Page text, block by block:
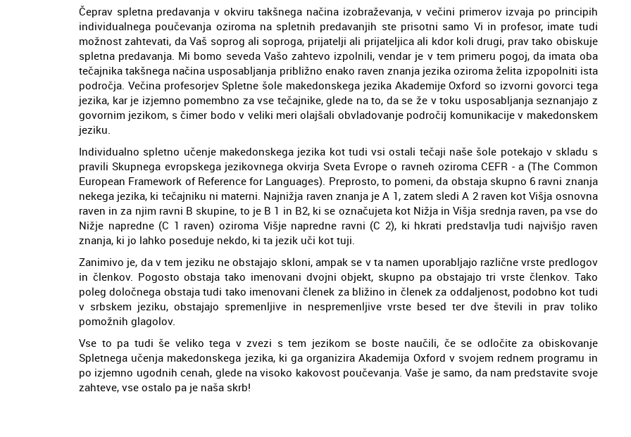
Čeprav spletna predavanja v okviru takšnega načina izobraževanja, v večini primerov izvaja po principih
individualnega poučevanja oziroma na spletnih predavanjih ste prisotni samo Vi in profesor, imate tudi
možnost zahtevati, da Vaš soprog ali soproga, prijatelji ali prijateljica ali kdor koli drugi, prav tako obiskuje
spletna predavanja. Mi bomo seveda Vašo zahtevo izpolnili, vendar je v tem primeru pogoj, da imata oba
tečajnika takšnega načina usposabljanja približno enako raven znanja jezika oziroma želita izpopolniti ista
področja. Večina profesorjev Spletne šole makedonskega jezika Akademije Oxford so izvorni govorci tega
jezika, kar je izjemno pomembno za vse tečajnike, glede na to, da se že v toku usposabljanja seznanjajo z
govornim jezikom, s čimer bodo v veliki meri olajšali obvladovanje področij komunikacije v makedonskem
jeziku.
Individualno spletno učenje makedonskega jezika kot tudi vsi ostali tečaji naše šole potekajo v skladu s
pravili Skupnega evropskega jezikovnega okvirja Sveta Evrope o ravneh oziroma CEFR - a (The Common
European Framework of Reference for Languages). Preprosto, to pomeni, da obstaja skupno 6 ravni znanja
nekega jezika, ki tečajniku ni materni. Najnižja raven znanja je A 1, zatem sledi A 2 raven kot Višja osnovna
raven in za njim ravni B skupine, to je B 1 in B2, ki se označujeta kot Nižja in Višja srednja raven, pa vse do
Nižje napredne (C 1 raven) oziroma Višje napredne ravni (C 2), ki hkrati predstavlja tudi najvišjo raven
znanja, ki jo lahko poseduje nekdo, ki ta jezik uči kot tuji.
Zanimivo je, da v tem jeziku ne obstajajo skloni, ampak se v ta namen uporabljajo različne vrste predlogov
in členkov. Pogosto obstaja tako imenovani dvojni objekt, skupno pa obstajajo tri vrste členkov. Tako
poleg določnega obstaja tudi tako imenovani členek za bližino in členek za oddaljenost, podobno kot tudi
v srbskem jeziku, obstajajo spremenljive in nespremenljive vrste besed ter dve števili in prav toliko
pomožnih glagolov.
Vse to pa tudi še veliko tega v zvezi s tem jezikom se boste naučili, če se odločite za obiskovanje
Spletnega učenja makedonskega jezika, ki ga organizira Akademija Oxford v svojem rednem programu in
po izjemno ugodnih cenah, glede na visoko kakovost poučevanja. Vaše je samo, da nam predstavite svoje
zahteve, vse ostalo pa je naša skrb!